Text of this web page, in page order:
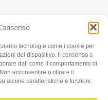
tecnologie come i cookie per
del dispositivo. Il consenso a
dati come il comportamento di
acconsentire o ritirare il
alcune caratteristiche e funzioni.